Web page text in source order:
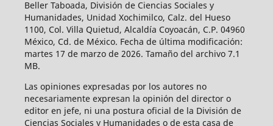
Beller Taboada, División de Ciencias Sociales y
Humanidades, Unidad Xochimilco, Calz. del Hueso
1100, Col. Villa Quietud, Alcaldía Coyoacán, C.P. 04960
México, Cd. de México. Fecha de última modificación:
martes 17 de marzo de 2026. Tamaño del archivo 7.1
MB.
Las opiniones expresadas por los autores no
necesariamente expresan la opinión del director o
editor en jefe, ni una postura oficial de la División de
Ciencias Sociales y Humanidades o de esta casa de